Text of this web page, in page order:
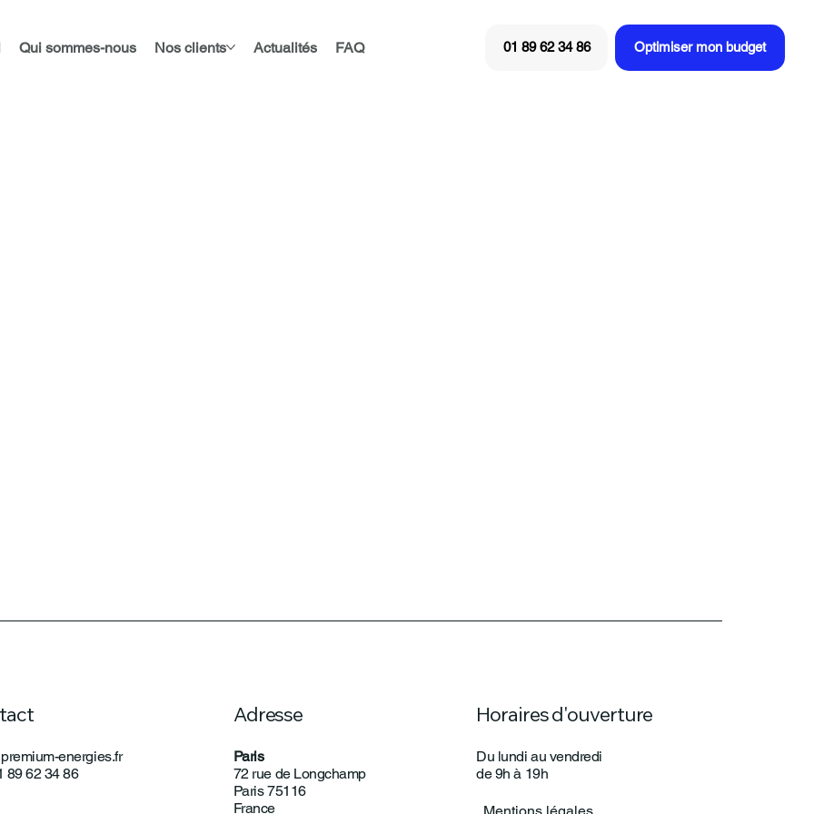
Optimiser mon budget
01 89 62 34 86
Qui sommes-nous Nos clients Actualités FAQ
energies.fr
89 62 34 86
Adresse
Paris
72 rue de Longchamp
Paris 75116
France
Horaires d'ouverture
Du lundi au vendredi
de 9h à 19h